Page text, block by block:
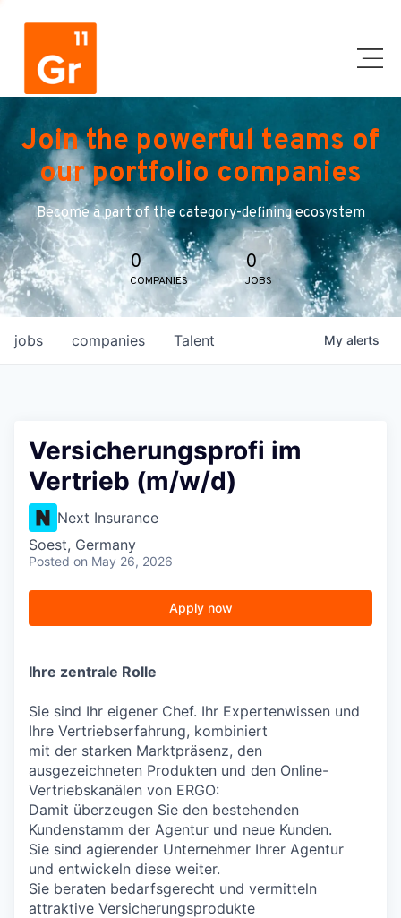
Join the powerful teams of
our portfolio companies
Become a part of the category-defining ecosystem
0
COMPANIES
0
JOBS
jobs companies Talent My alerts
Versicherungsprofi im
Vertrieb (m/w/d)
Next Insurance
Soest, Germany
Posted on May 26, 2026
Apply now
Ihre zentrale Rolle
Sie sind Ihr eigener Chef. Ihr Expertenwissen und
Ihre Vertriebserfahrung, kombiniert
mit der starken Marktpräsenz, den
ausgezeichneten Produkten und den Online-
Vertriebskanälen von ERGO:
Damit überzeugen Sie den bestehenden
Kundenstamm der Agentur und neue Kunden.
Sie sind agierender Unternehmer Ihrer Agentur
und entwickeln diese weiter.
Sie beraten bedarfsgerecht und vermitteln
attraktive Versicherungsprodukte